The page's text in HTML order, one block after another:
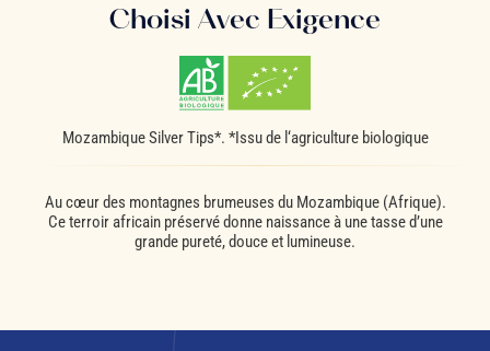
Choisi Avec Exigence
Mozambique Silver Tips*. *Issu de l‘agriculture biologique
Au cœur des montagnes brumeuses du Mozambique (Afrique).
Ce terroir africain préservé donne naissance à une tasse d’une
grande pureté, douce et lumineuse.